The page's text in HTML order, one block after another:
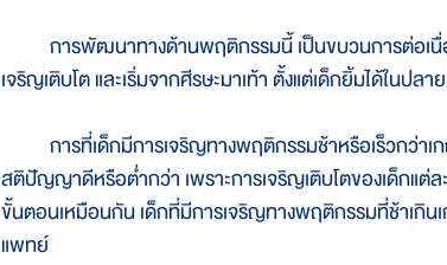
การพัฒนาทางด้านพฤติกรรมนี้ เป็นขบวนการต่อเนื่
เจริญเติบโต และเริ่มจากศีรษะมาเท้า ตั้งแต่เด็กยิ้มได้ในป
การที่เด็กมีการเจริญทางพฤติกรรมช้าหรือเร็วกว่าเ
สติปัญญาดีหรือต่ำกว่า เพราะการเจริญเติบโตของเด็กแต่
ขั้นตอนเหมือนกัน เด็กที่มีการเจริญทางพฤติกรรมที่ช้าเกิ
แพทย์